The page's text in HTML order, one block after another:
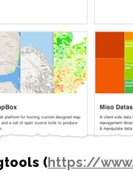
(https://